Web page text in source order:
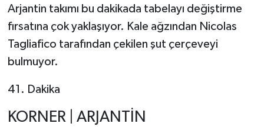
Arjantin takımı bu dakikada tabelayı değiştirme
fırsatına çok yaklaşıyor. Kale ağzından Nicolas
Tagliafico tarafından çekilen şut çerçeveyi
bulmuyor.
41. Dakika
KORNER | ARJANTİN